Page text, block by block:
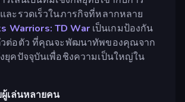
ละรวดเร็วในภารกิจที่หลากหลาย
Warriors: TD Warเป็นเกมป้องกัน
ต่อตัว ที่คุณจะพัฒนาทัพของคุณจาก
ยุคปัจจุบันเพื่อชิงความเป็นใหญ่ใน
เล่นหลายคน